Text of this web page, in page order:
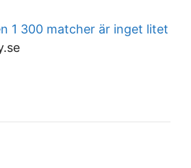
1 300 matcher är inget litet